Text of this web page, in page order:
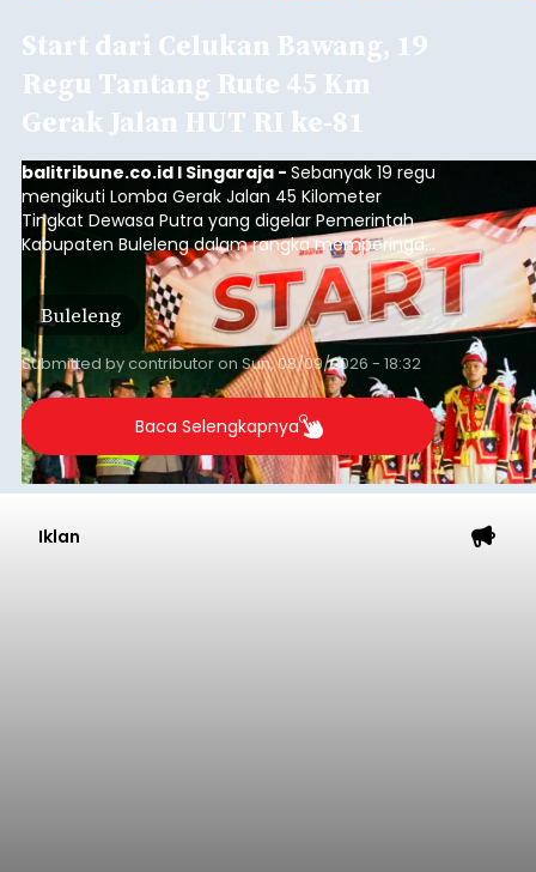
Start dari Celukan Bawang, 19
Regu Tantang Rute 45 Km
Gerak Jalan HUT RI ke-81
balitribune.co.id I Singaraja - Sebanyak 19 regu
mengikuti Lomba Gerak Jalan 45 Kilometer
Tingkat Dewasa Putra yang digelar Pemerintah
Kabupaten Buleleng dalam rangka memperingati
HUT ke-81 Kemerdekaan Republik Indonesia.
Lomba resmi dimulai dari Lapangan Sepak Bola
Desa Celukan Bawang, Sabtu (8/8/2026) malam.
Buleleng
Submitted bycontributoron Sun, 08/09/2026 - 18:32
Baca Selengkapnya
Iklan